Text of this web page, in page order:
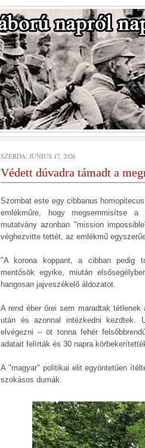
SZERDA, JÚNIUS 17, 2026
Védett dúvadra támadt a
Szombat este egy cibbanus
emlékműre, hogy megsemmisítse
mutatvány azonban "mission
véghezvitte tettét, az emlékmű
"A korona koppant, a cibban pedig
mentősök egyike, miután
hangosan jajveszékelő áldozatot.
A rend éber őrei sem maradtak
után és azonnal intézkedni kezdtek.
elvégezni – öt tonna fehér
adatait felírták és 30 napra
A "magyar" politikai elit egyöntetűen
szokásos dumák.